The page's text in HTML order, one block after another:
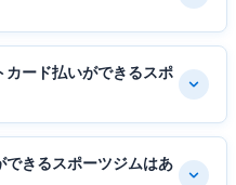
カード払いができるスポ
できるスポーツジムはあ